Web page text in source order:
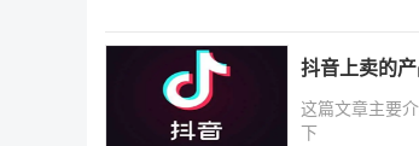
抖音上卖的
这篇文章主要
下